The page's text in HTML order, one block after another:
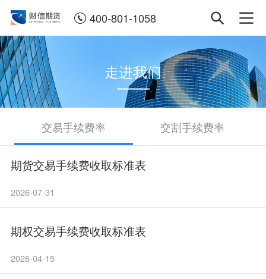
400-801-1058
走进我们
交易手续费率 交割手续费率
期货交易手续费收取标准表
2026-07-31
期权交易手续费收取标准表
2026-04-15